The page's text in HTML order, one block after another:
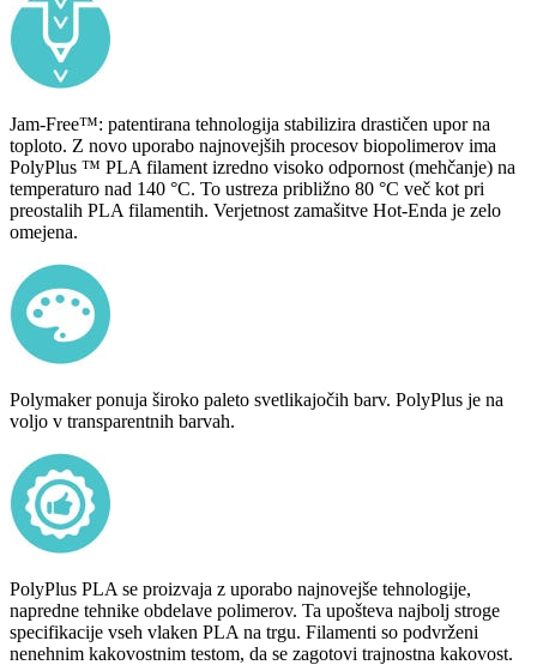
Jam-Free™: patentirana tehnologija stabilizira drastičen upor na
toploto. Z novo uporabo najnovejših procesov biopolimerov ima
PolyPlus ™ PLA filament izredno visoko odpornost (mehčanje) na
temperaturo nad 140 °C. To ustreza približno 80 °C več kot pri
preostalih PLA filamentih. Verjetnost zamašitve Hot-Enda je zelo
omejena.
Polymaker ponuja široko paleto svetlikajočih barv. PolyPlus je na
voljo v transparentnih barvah.
PolyPlus PLA se proizvaja z uporabo najnovejše tehnologije,
napredne tehnike obdelave polimerov. Ta upošteva najbolj stroge
specifikacije vseh vlaken PLA na trgu. Filamenti so podvrženi
nenehnim kakovostnim testom, da se zagotovi trajnostna kakovost.